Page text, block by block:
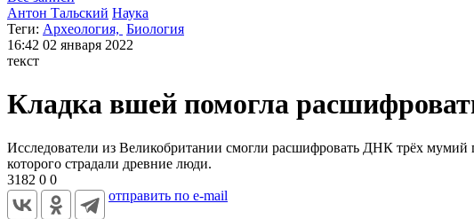
Антон Тальский Наука
Теги: Археология, Биология
16:42 02 января 2022
текст
Кладка вшей помогла
Исследователи из Великобритании смогли расшифровать ДНК трёх мумий
которого страдали древние люди.
3182 0 0
отправить по e-mail